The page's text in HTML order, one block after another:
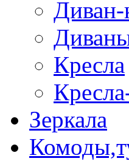
Диван-
Кресла
Зеркала